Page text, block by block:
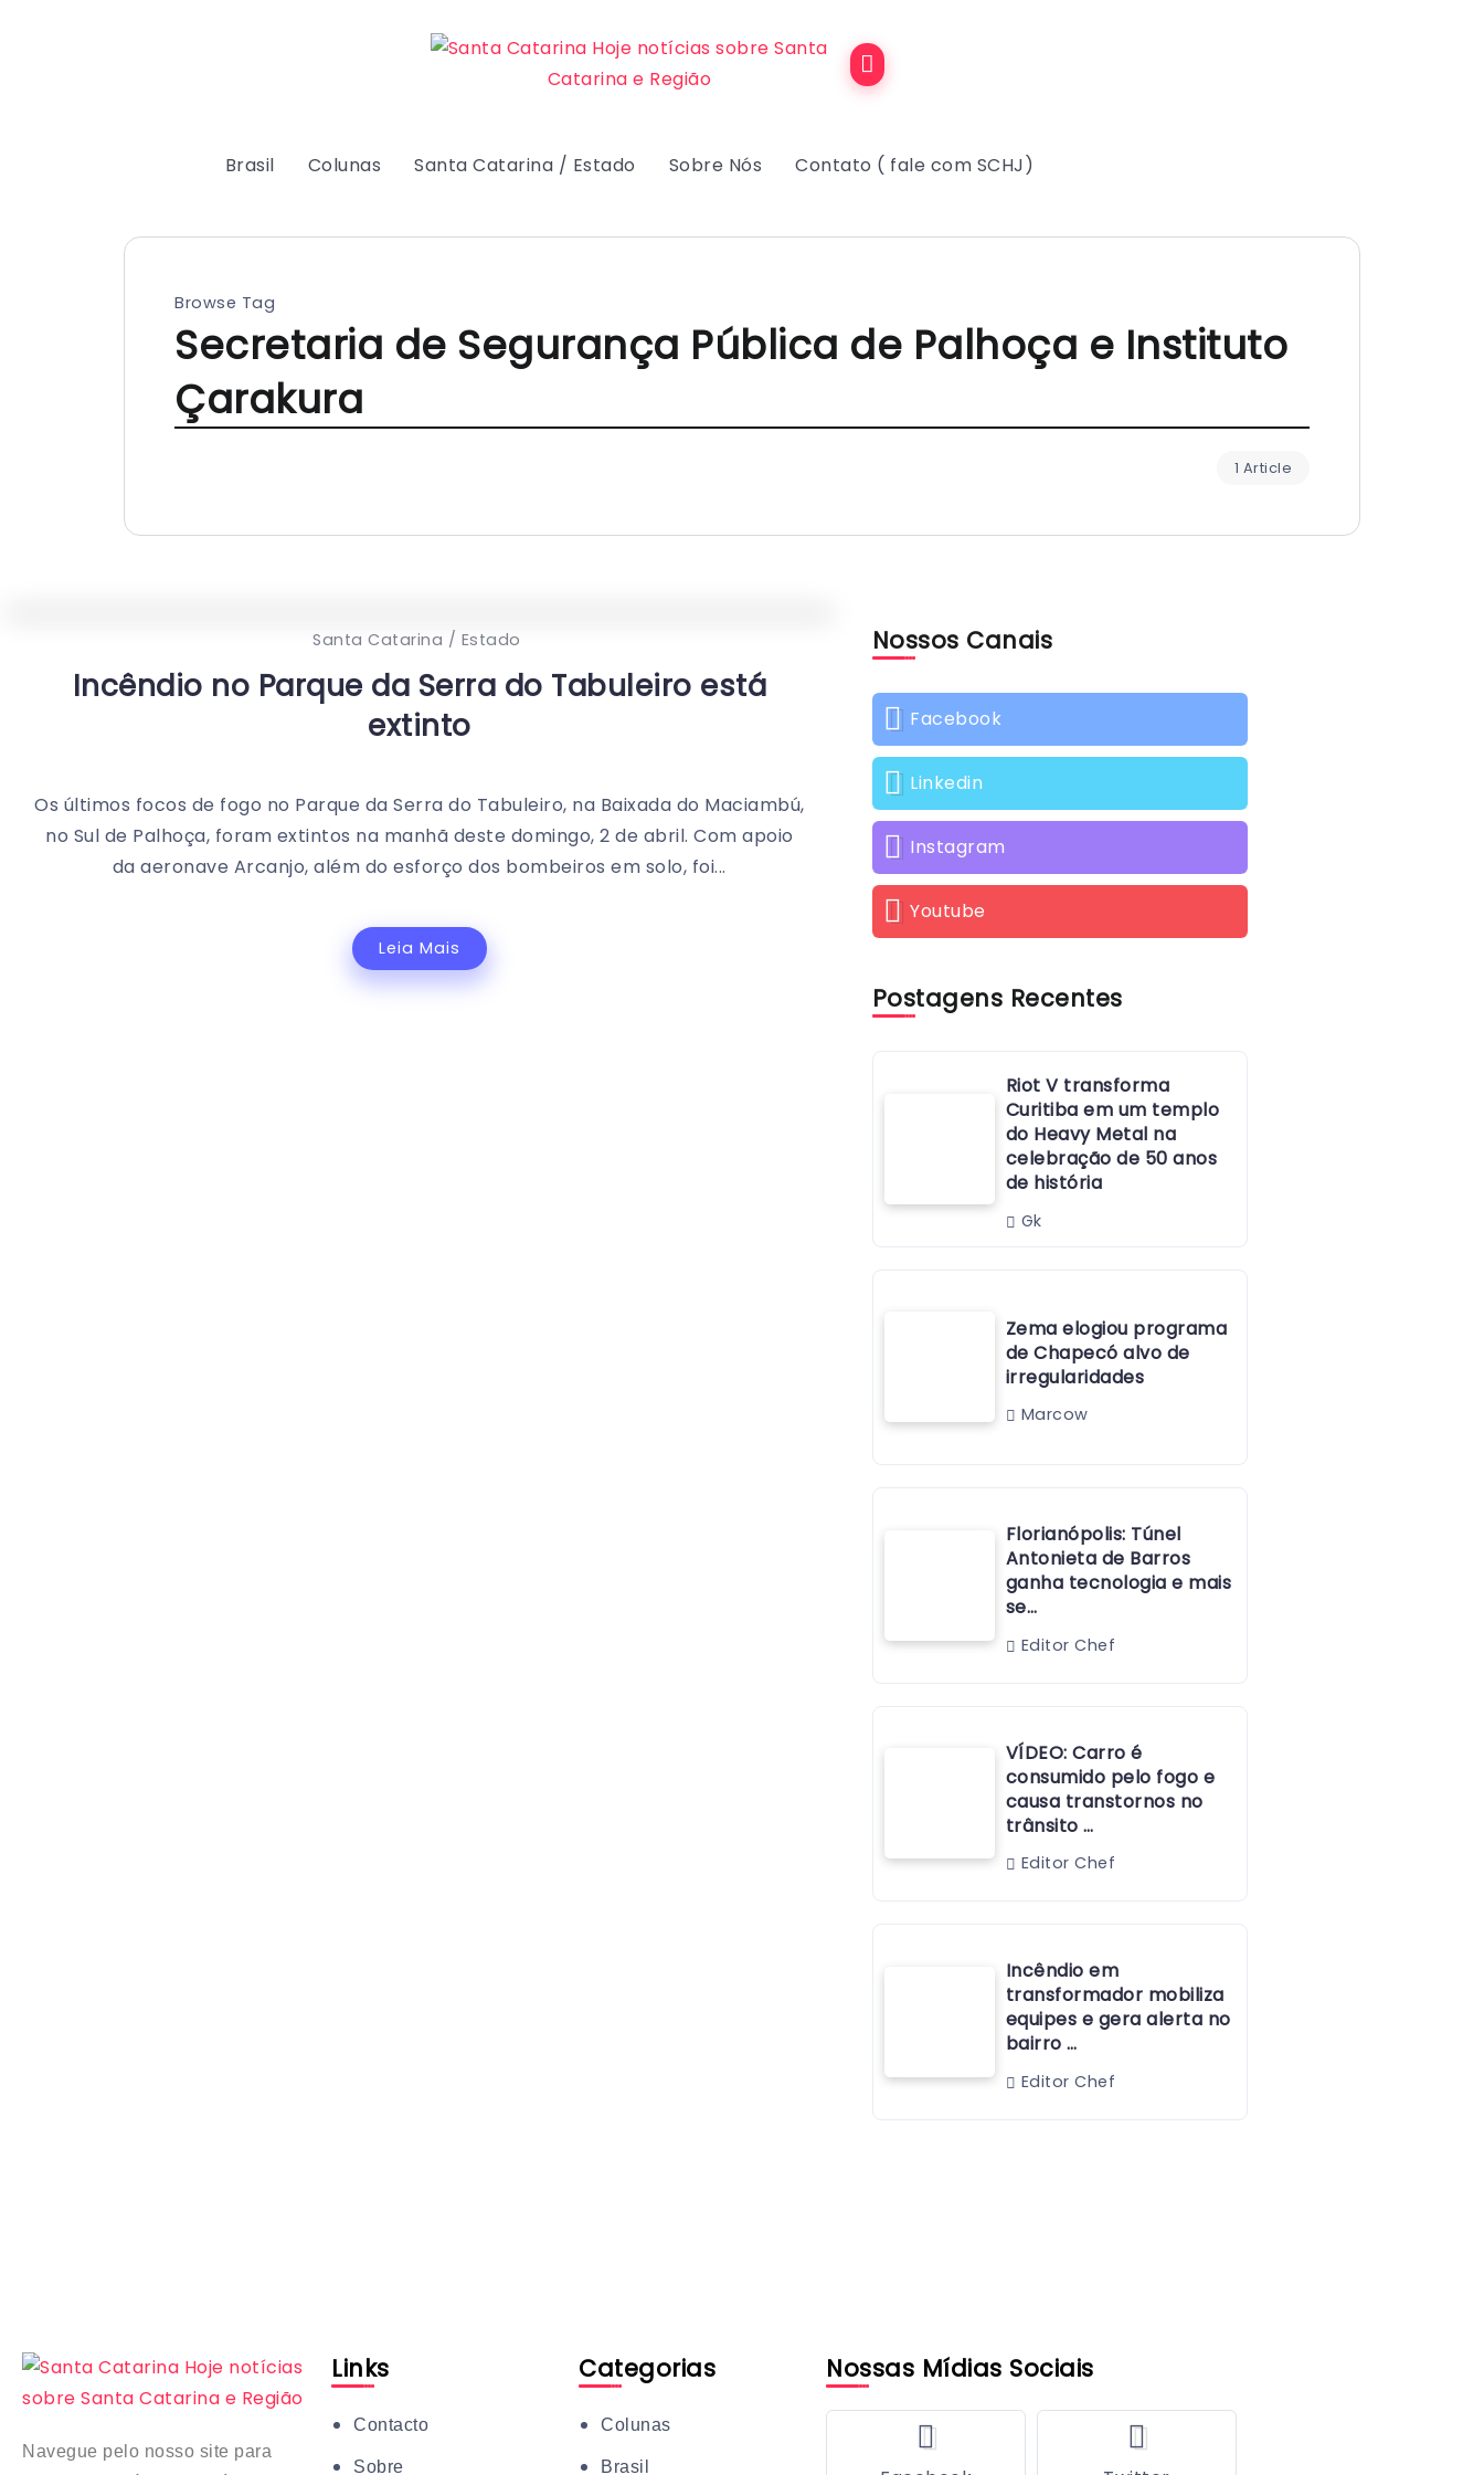
Brasil Colunas Santa Catarina / Estado Sobre Nós Contato ( fale com SCHJ)
Browse Tag
Secretaria de Segurança Pública de Palhoça e Instituto
Çarakura
1 Article
Santa Catarina / Estado
Incêndio no Parque da Serra do Tabuleiro está
extinto
Os últimos focos de fogo no Parque da Serra do Tabuleiro, na Baixada do Maciambú,
no Sul de Palhoça, foram extintos na manhã deste domingo, 2 de abril. Com apoio
da aeronave Arcanjo, além do esforço dos bombeiros em solo, foi...
Leia Mais
Nossos Canais
Facebook
Linkedin
Instagram
Youtube
Postagens Recentes
Riot V transforma
Curitiba em um templo
do Heavy Metal na
celebração de 50 anos
de história
Gk
Zema elogiou programa
de Chapecó alvo de
irregularidades
Marcow
Florianópolis: Túnel
Antonieta de Barros
ganha tecnologia e mais
se…
Editor Chef
VÍDEO: Carro é
consumido pelo fogo e
causa transtornos no
trânsito …
Editor Chef
Incêndio em
transformador mobiliza
equipes e gera alerta no
bairro …
Editor Chef
Navegue pelo nosso site para
Links
Contacto
Sobre
Categorias
Colunas
Brasil
Nossas Mídias Sociais